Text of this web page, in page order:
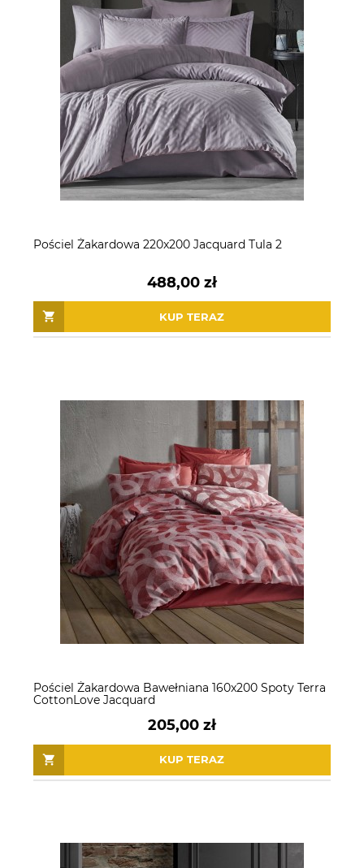
Pościel Żakardowa 220x200 Jacquard Tula 2
488,00 zł
KUP TERAZ
Pościel Żakardowa Bawełniana 160x200 Spoty Terra
CottonLove Jacquard
205,00 zł
KUP TERAZ